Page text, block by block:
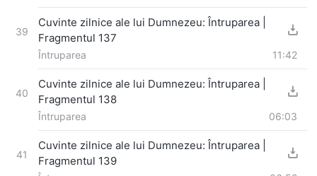
39
Cuvinte zilnice ale lui Dumnezeu: Întruparea |
Fragmentul 137
Întruparea 11:42
40
Cuvinte zilnice ale lui Dumnezeu: Întruparea |
Fragmentul 138
Întruparea 06:03
41
Cuvinte zilnice ale lui Dumnezeu: Întruparea |
Fragmentul 139